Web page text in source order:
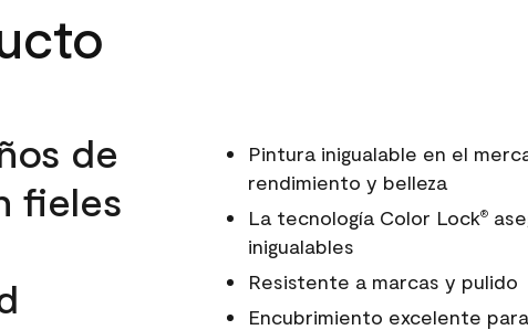
de
fieles
Pintura inigualable en el
rendimiento y belleza
La tecnología Color Lock®
inigualables
Resistente a marcas y pulido
Encubrimiento excelente